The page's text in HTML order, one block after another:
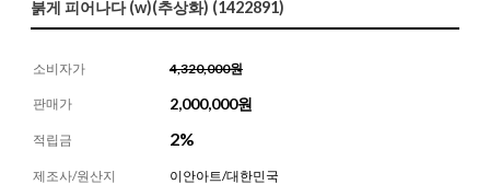
붉게 피어나다 (w)(추상화) (1422891)
소비자가 4,320,000원
판매가 2,000,000원
적립금 2%
제조사/원산지 이안아트/대한민국